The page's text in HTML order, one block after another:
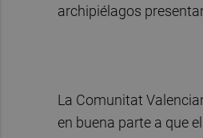
archipiélagos
La Comunitat
en buena parte a que